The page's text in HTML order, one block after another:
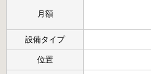
月額
設備タイプ
位置